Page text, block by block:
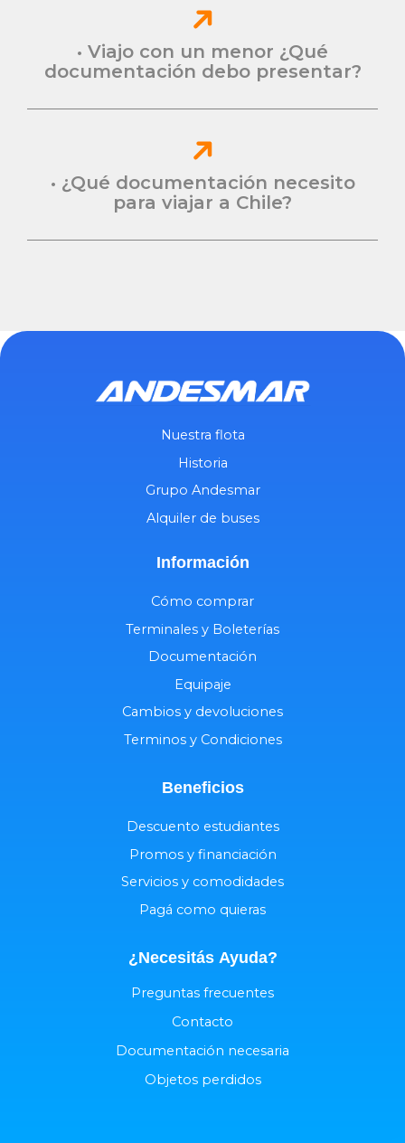
• Viajo con un menor ¿Qué
documentación debo presentar?
• ¿Qué documentación necesito
para viajar a Chile?
Nuestra flota
Historia
Grupo Andesmar
Alquiler de buses
Información
Cómo comprar
Terminales y Boleterías
Documentación
Equipaje
Cambios y devoluciones
Terminos y Condiciones
Beneficios
Descuento estudiantes
Promos y financiación
Servicios y comodidades
Pagá como quieras
¿Necesitás Ayuda?
Preguntas frecuentes
Contacto
Documentación necesaria
Objetos perdidos